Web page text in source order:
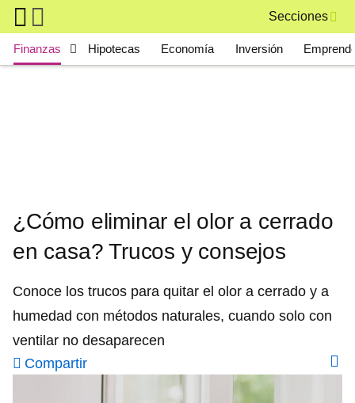
Skip to main content
Secciones
Main navigation
Finanzas Hipotecas Economía Inversión
¿Cómo eliminar el olor a cerrado
en casa? Trucos y consejos
Conoce los trucos para quitar el olor a cerrado y a
humedad con métodos naturales, cuando solo con
ventilar no desaparecen
Compartir